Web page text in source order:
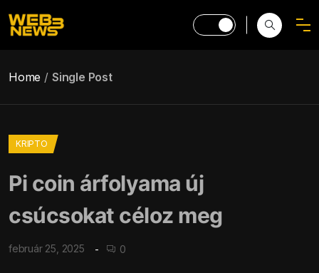
Home Single Post
KRIPTO
Pi coin árfolyama új
csúcsokat céloz meg
február 25, 2025 0